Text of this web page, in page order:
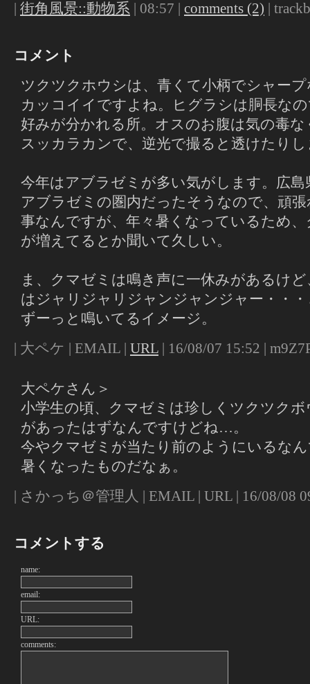
街角風景::動物系 | 08:57 | comments (2) |
コメント
ツクツクホウシは、青くて小柄でシャー
カッコイイですよね。ヒグラシは胴長な
好みが分かれる所。オスのお腹は気の毒な
スッカラカンで、逆光で撮ると透けたり
今年はアブラゼミが多い気がします。広島
アブラゼミの圏内だったそうなので、頑
事なんですが、年々暑くなっているため
が増えてるとか聞いて久しい。
ま、クマゼミは鳴き声に一休みがあるけ
はジャリジャリジャンジャンジャー・・
ずーっと鳴いてるイメージ。
| 大ペケ | EMAIL | URL | 16/08/07 15:52 |
大ペケさん＞
小学生の頃、クマゼミは珍しくツクツク
があったはずなんですけどね…。
今やクマゼミが当たり前のようにいるな
暑くなったものだなぁ。
| さかっち＠管理人 | EMAIL | URL | 16/08/08
コメントする
name:
email:
URL:
comments: